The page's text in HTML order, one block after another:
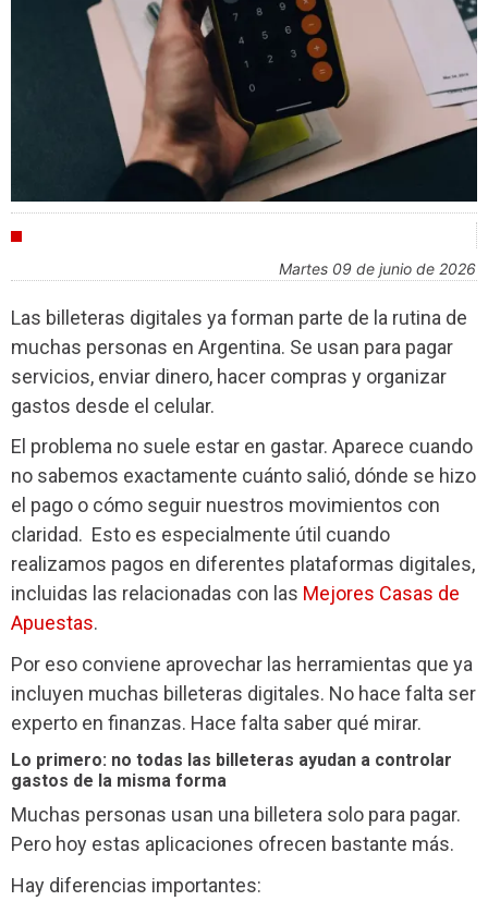
martes 09 de junio de 2026
Las billeteras digitales ya forman parte de la rutina de
muchas personas en Argentina. Se usan para pagar
servicios, enviar dinero, hacer compras y organizar
gastos desde el celular.
El problema no suele estar en gastar. Aparece cuando
no sabemos exactamente cuánto salió, dónde se hizo
el pago o cómo seguir nuestros movimientos con
claridad. Esto es especialmente útil cuando
realizamos pagos en diferentes plataformas digitales,
incluidas las relacionadas con las Mejores Casas de
Apuestas.
Por eso conviene aprovechar las herramientas que ya
incluyen muchas billeteras digitales. No hace falta ser
experto en finanzas. Hace falta saber qué mirar.
Lo primero: no todas las billeteras ayudan a controlar
gastos de la misma forma
Muchas personas usan una billetera solo para pagar.
Pero hoy estas aplicaciones ofrecen bastante más.
Hay diferencias importantes: